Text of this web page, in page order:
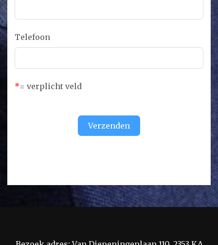
Telefoon
*= verplicht veld
Verzenden